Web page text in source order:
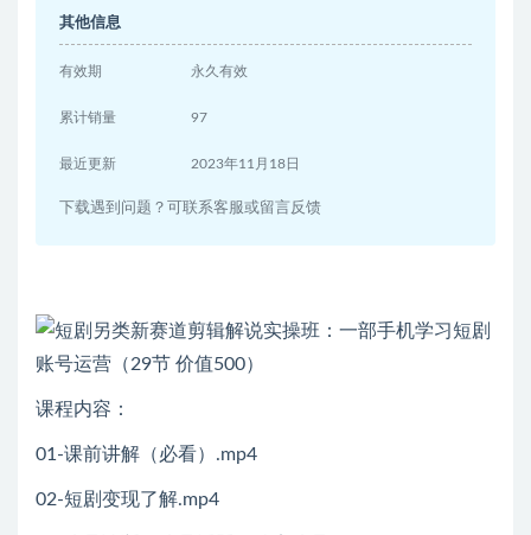
其他信息
有效期 永久有效
累计销量 97
最近更新 2023年11月18日
下载遇到问题？可联系客服或留言反馈
课程内容：
01-课前讲解（必看）.mp4
02-短剧变现了解.mp4